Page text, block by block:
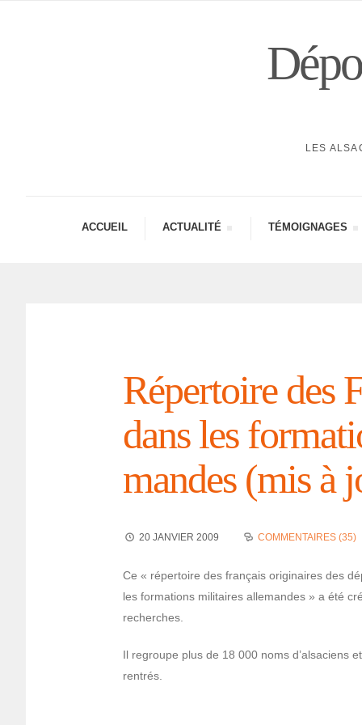
LES
ACCUEIL ACTUA­LITÉ TÉMOI­GNAGES
Réper­toire des
dans les
mandes (mis à
20 JANVIER 2009 COMMENTAIRES (35)
Ce « réper­toire des français origi­naires des
les forma­tions mili­taires alle­mandes » a été
recherches.
Il regroupe plus de 18 000 noms d’al­sa­ciens
rentrés.